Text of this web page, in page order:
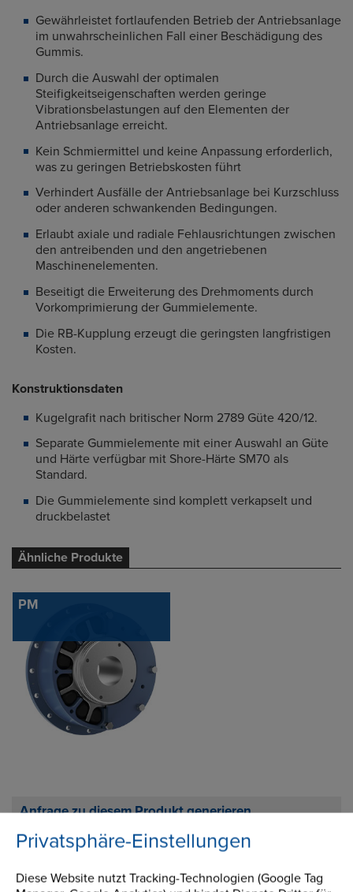
Privatsphäre-Einstellungen
Diese Website nutzt Tracking-Technologien (Google Tag
Gewährleistet fortlaufenden Betrieb der Antriebsanlage
im unwahrscheinlichen Fall einer Beschädigung des
Gummis.
Durch die Auswahl der optimalen
Steifigkeitseigenschaften werden geringe
Vibrationsbelastungen auf den Elementen der
Antriebsanlage erreicht.
Kein Schmiermittel und keine Anpassung erforderlich,
was zu geringen Betriebskosten führt
Verhindert Ausfälle der Antriebsanlage bei Kurzschluss
oder anderen schwankenden Bedingungen.
Erlaubt axiale und radiale Fehlausrichtungen zwischen
den antreibenden und den angetriebenen
Maschinenelementen.
Beseitigt die Erweiterung des Drehmoments durch
Vorkomprimierung der Gummielemente.
Die RB-Kupplung erzeugt die geringsten langfristigen
Kosten.
Konstruktionsdaten
Kugelgrafit nach britischer Norm 2789 Güte 420/12.
Separate Gummielemente mit einer Auswahl an Güte
und Härte verfügbar mit Shore-Härte SM70 als
Standard.
Die Gummielemente sind komplett verkapselt und
druckbelastet
Ähnliche Produkte
PM
Anfrage zu diesem Produkt generieren